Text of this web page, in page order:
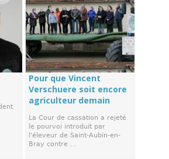
Pour que Vincent
Verschuere soit encore
agriculteur demain
La Cour de cassation a rejeté
le pourvoi introduit par
l'éleveur de Saint-Aubin-en-
Bray contre ...